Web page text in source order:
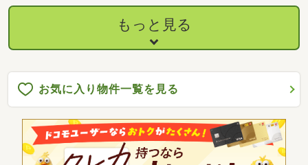
●「美唄市立中央小学校」 徒歩約１０分（733m）●「美唄市立美
唄中学校」徒歩約１８分（1375ｍ）●「Aコープ びばい本店」徒
歩約１２分（929ｍ）●「美唄郵便局」徒歩約３分（168ｍ）●「美
もっと見る
お気に入り物件一覧を見る